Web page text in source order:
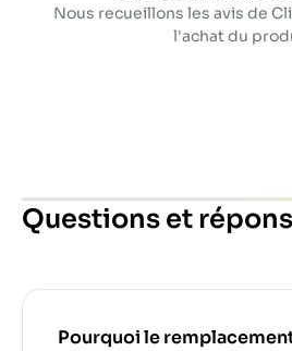
Nous recueillons les avis de
l'achat du
Questions et
Pourquoi le